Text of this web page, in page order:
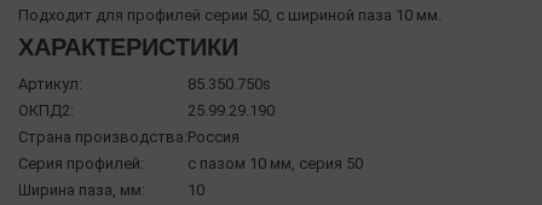
Подходит для профилей серии 50, с шириной паза 10 мм.
ХАРАКТЕРИСТИКИ
Артикул:
85.350.750s
ОКПД2:
25.99.29.190
Страна производства:Россия
Серия профилей:
с пазом 10 мм, серия 50
Ширина паза, мм:
10